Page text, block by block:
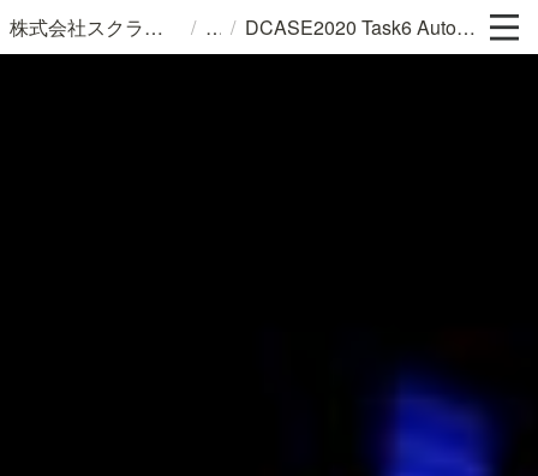
株式会社スクラムサイン / / DCASE2020 Task6 Automated Audio Captioning